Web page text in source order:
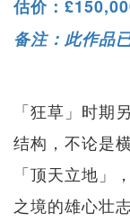
估价：
备注：此作品
「狂草」时期
结构，不论是
「顶天立地」
之境的雄心壮志